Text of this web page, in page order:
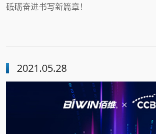
砥砺奋进书写新篇章！
2021.05.28